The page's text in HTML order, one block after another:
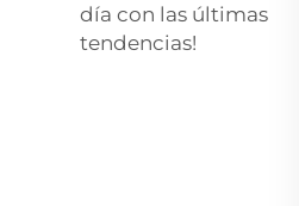
día con las últimas
tendencias!